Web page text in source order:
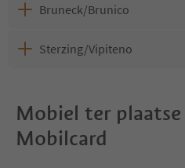
Bruneck/Brunico
Sterzing/Vipiteno
Mobiel ter
Mobilcard